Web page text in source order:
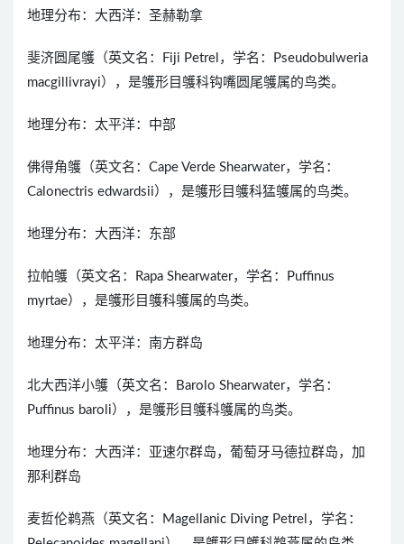
地理分布：大西洋：圣赫勒拿
斐济圆尾鹱（英文名：Fiji Petrel，学名：Pseudobulweria
macgillivrayi），是鹱形目鹱科钩嘴圆尾鹱属的鸟类。
地理分布：太平洋：中部
佛得角鹱（英文名：Cape Verde Shearwater，学名：
Calonectris edwardsii），是鹱形目鹱科猛鹱属的鸟类。
地理分布：大西洋：东部
拉帕鹱（英文名：Rapa Shearwater，学名：Puffinus
myrtae），是鹱形目鹱科鹱属的鸟类。
地理分布：太平洋：南方群岛
北大西洋小鹱（英文名：Barolo Shearwater，学名：
Puffinus baroli），是鹱形目鹱科鹱属的鸟类。
地理分布：大西洋：亚速尔群岛，葡萄牙马德拉群岛，加
那利群岛
麦哲伦鹈燕（英文名：Magellanic Diving Petrel，学名：